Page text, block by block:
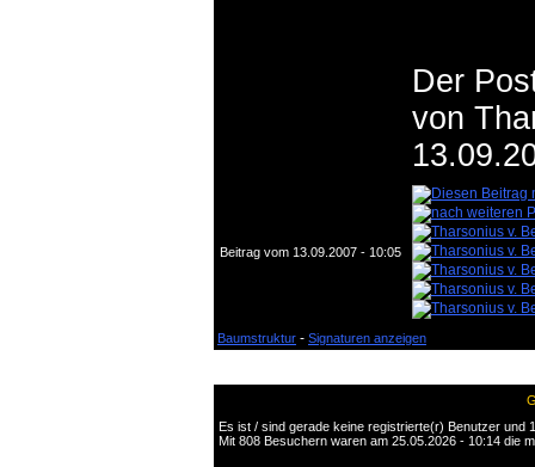
Der
von
Beitrag vom 13.09.2007 - 10:05
Baumstruktur - Signaturen anzeigen
Es ist / sind gerade keine registrierte(r) Benutzer und
Mit 808 Besuchern waren am 25.05.2026 - 10:14 die